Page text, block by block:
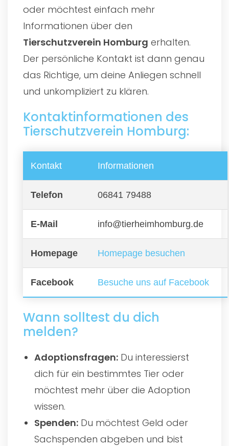
oder möchtest einfach mehr
Informationen über den
Tierschutzverein Homburg erhalten.
Der persönliche Kontakt ist dann genau
das Richtige, um deine Anliegen schnell
und unkompliziert zu klären.
Kontaktinformationen des
Tierschutzverein Homburg:
Kontakt Informationen
Telefon 06841 79488
E-Mail info@tierheimhomburg.de
Homepage Homepage besuchen
Facebook Besuche uns auf Facebook
Wann solltest du dich
melden?
Adoptionsfragen: Du interessierst
dich für ein bestimmtes Tier oder
möchtest mehr über die Adoption
wissen.
Spenden: Du möchtest Geld oder
Sachspenden abgeben und bist